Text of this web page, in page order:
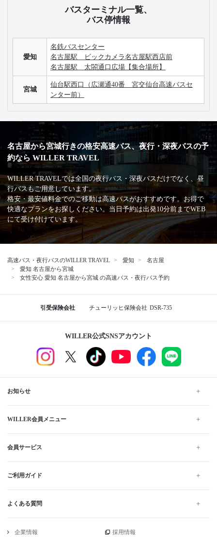
バスターミナル一覧、
バス停情報
愛知
名鉄バスセンター
名古屋駅 ビックカメラ名古屋駅西店前
名古屋駅 太閤通口広場【集合場所】
宮城
仙台駅西口（広瀬通40番 宮交仙台高速バスセ
ンター前）
名古屋から宮城行きの格安高速バス、夜行・深夜バスの予
約なら WILLER TRAVEL
WILLER TRAVELでは全国の夜行バス・深夜バスだけでなく、昼
行バスもご用意しています。
格安・最安値料金でのご移動は高速バスがおすすめです。お得で
快適なプランをお探しください。当日予約は出発10分前までWEB
にて受け付けています。
高速バス・夜行バスのWILLER TRAVEL 愛知
名古屋
愛知 名古屋から宮城
女性安心 愛知 名古屋から宮城 の高速バス・夜行バス予約
引受保険会社 チューリッヒ保険会社 DSR-735
WILLER公式SNSアカウント
お知らせ
WILLER会員メニュー
会員サービス
ご利用ガイド
よくある質問
企業情報 採用情報